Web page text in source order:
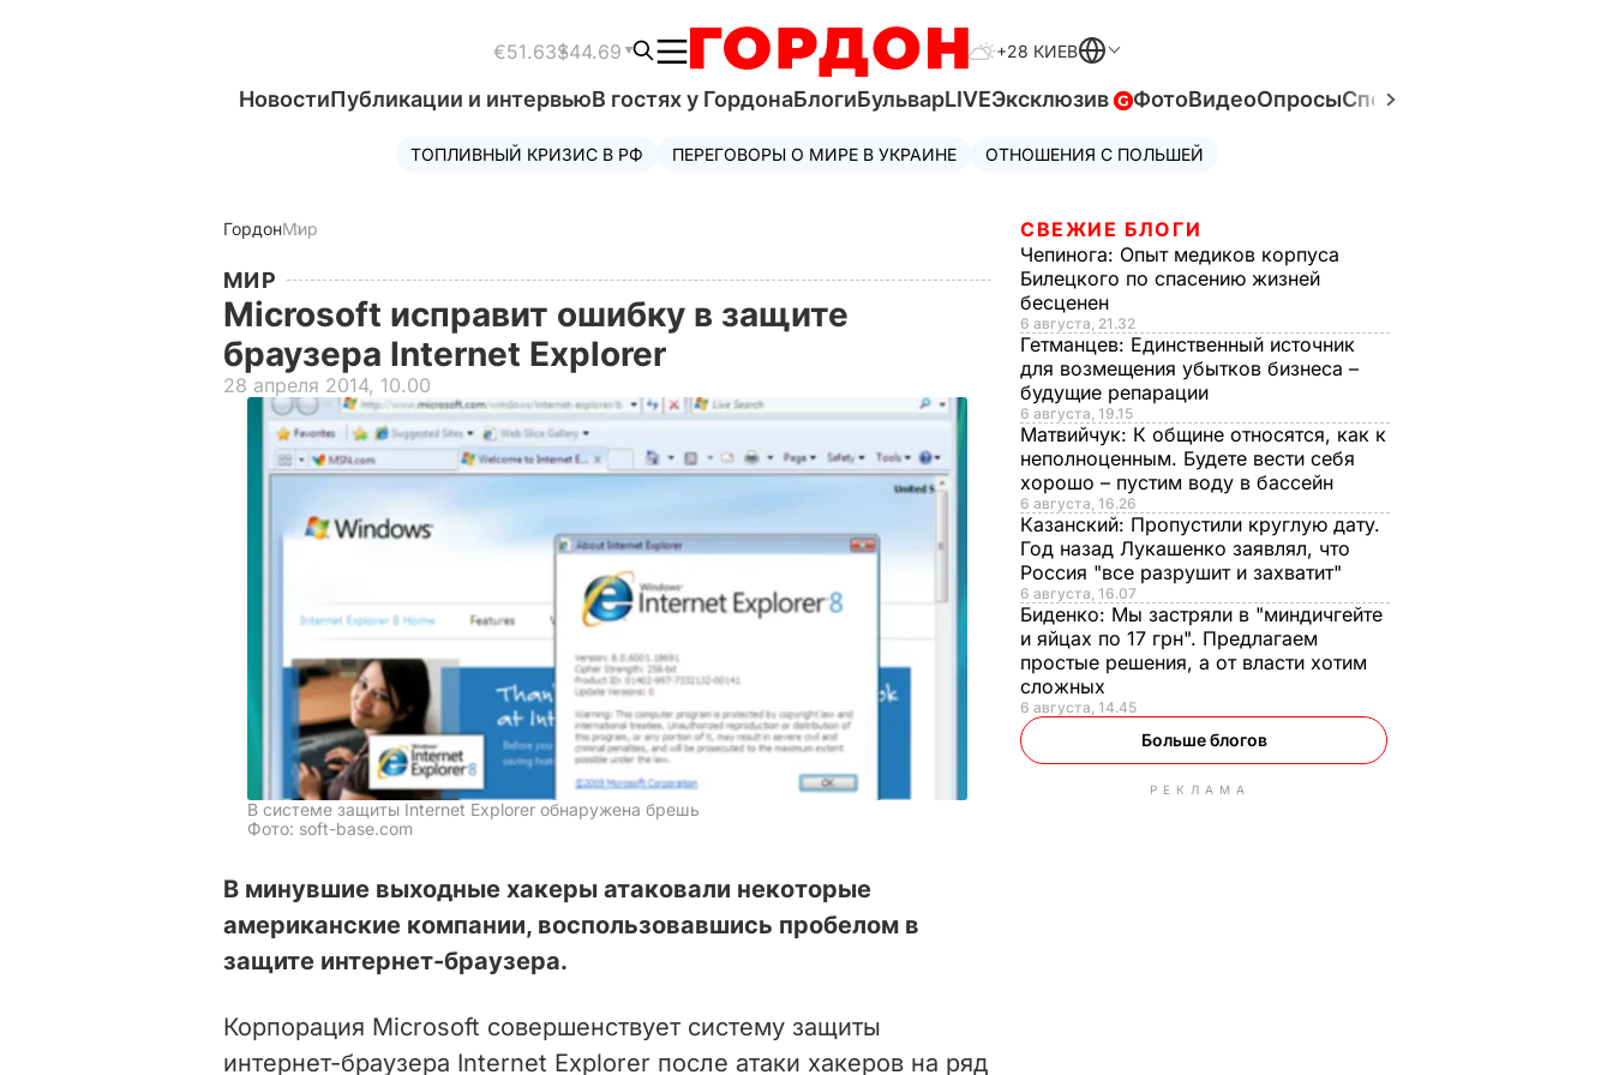
€51.63$44.69 +28 КИЕВ
НовостиПубликации и интервьюВ гостях у ГордонаБлогиБульварLIVEЭксклюзив ФотоВидеоОпросыСпецпроекты
ТОПЛИВНЫЙ КРИЗИС В РФ ПЕРЕГОВОРЫ О МИРЕ В УКРАИНЕ ОТНОШЕНИЯ С ПОЛЬШЕЙ
ГордонМир
МИР
Microsoft исправит ошибку в защите
браузера Internet Explorer
28 апреля 2014, 10.00
В системе защиты Internet Explorer обнаружена брешь
Фото: soft-base.com
В минувшие выходные хакеры атаковали некоторые
американские компании, воспользовавшись пробелом в
защите интернет-браузера.
Корпорация Microsoft совершенствует систему защиты
интернет-браузера Internet Explorer после атаки хакеров на ряд
СВЕЖИЕ БЛОГИ
Чепинога: Опыт медиков корпуса
Билецкого по спасению жизней
бесценен
6 августа, 21.32
Гетманцев: Единственный источник
для возмещения убытков бизнеса –
будущие репарации
6 августа, 19.15
Матвийчук: К общине относятся, как к
неполноценным. Будете вести себя
хорошо – пустим воду в бассейн
6 августа, 16.26
Казанский: Пропустили круглую дату.
Год назад Лукашенко заявлял, что
Россия "все разрушит и захватит"
6 августа, 16.07
Биденко: Мы застряли в "миндичгейте
и яйцах по 17 грн". Предлагаем
простые решения, а от власти хотим
сложных
6 августа, 14.45
Больше блогов
РЕКЛАМА